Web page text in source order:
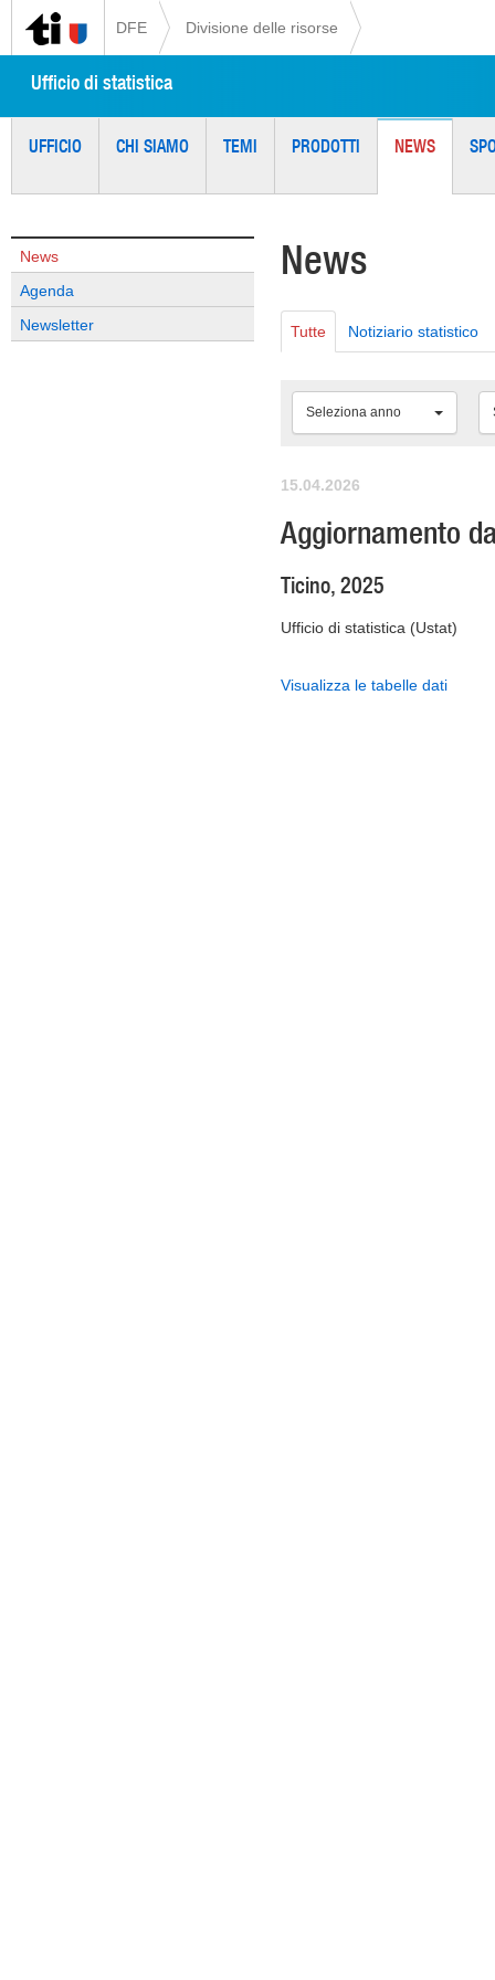
DFE Divisione delle risorse
Ufficio di statistica
UFFICIO CHI SIAMO TEMI PRODOTTI NEWS
News
Agenda
Newsletter
News
Tutte Notiziario statistico
Seleziona anno
15.04.2026
Aggiornamento
Ticino, 2025
Ufficio di statistica (Ustat)
Visualizza le tabelle dati